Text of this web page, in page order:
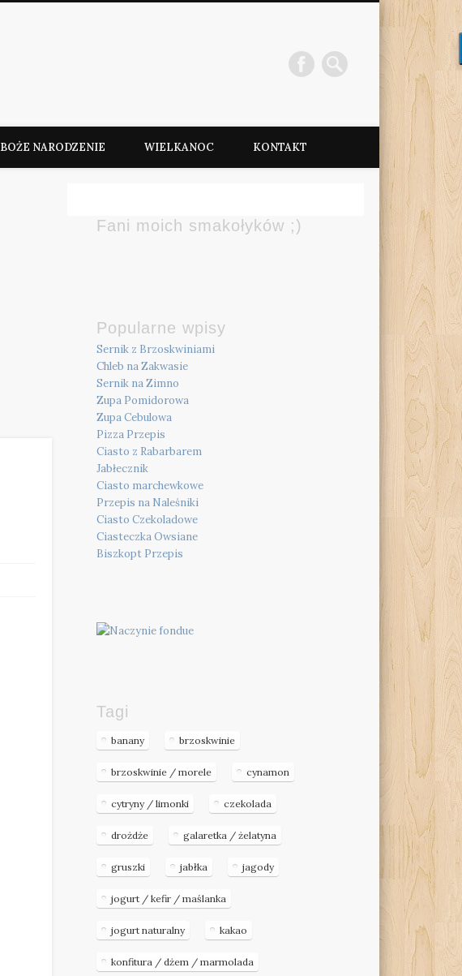
BOŻE NARODZENIE WIELKANOC KONTAKT
Fani moich smakołyków ;)
Popularne wpisy
Sernik z Brzoskwiniami
Chleb na Zakwasie
Sernik na Zimno
Zupa Pomidorowa
Zupa Cebulowa
Pizza Przepis
Ciasto z Rabarbarem
Jabłecznik
Ciasto marchewkowe
Przepis na Naleśniki
Ciasto Czekoladowe
Ciasteczka Owsiane
Biszkopt Przepis
Tagi
banany brzoskwinie
brzoskwinie / morele cynamon
cytryny / limonki czekolada
drożdże galaretka / żelatyna
gruszki jabłka jagody
jogurt / kefir / maślanka
jogurt naturalny kakao
konfitura / dżem / marmolada